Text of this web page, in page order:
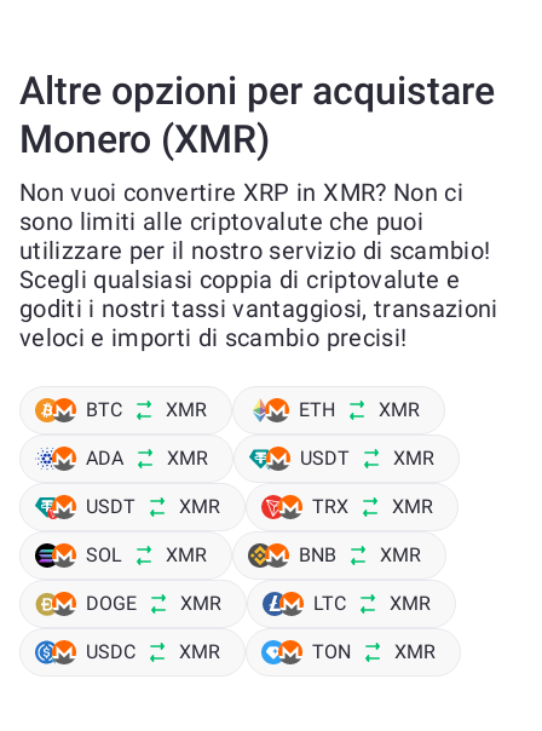
Altre opzioni per acquistare
Monero (XMR)
Non vuoi convertire XRP in XMR? Non ci
sono limiti alle criptovalute che puoi
utilizzare per il nostro servizio di scambio!
Scegli qualsiasi coppia di criptovalute e
goditi i nostri tassi vantaggiosi, transazioni
veloci e importi di scambio precisi!
BTC XMR ETH XMR
ADA XMR USDT XMR
USDT XMR TRX XMR
SOL XMR BNB XMR
DOGE XMR LTC XMR
USDC XMR TON XMR